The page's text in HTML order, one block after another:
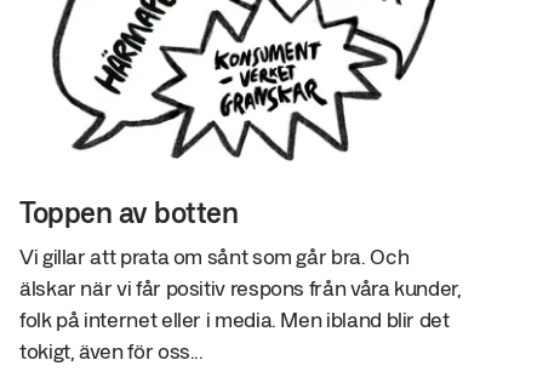
Toppen av botten
Vi gillar att prata om sånt som går bra. Och
älskar när vi får positiv respons från våra kunder,
folk på internet eller i media. Men ibland blir det
tokigt, även för oss...